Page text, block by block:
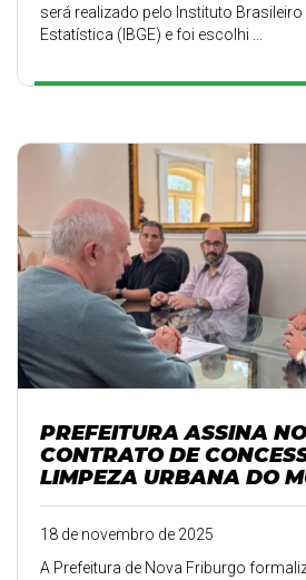
será realizado pelo Instituto Brasileiro
Estatística (IBGE) e foi escolhi ...
PREFEITURA ASSINA
CONTRATO DE
LIMPEZA URBANA DO
18 de novembro de 2025
A Prefeitura de Nova Friburgo